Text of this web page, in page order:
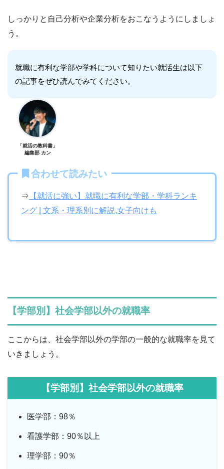
しっかりと自己分析や企業分析をおこなうようにしましょ
う。
就職に有利な学部や学科について知りたい就活生は以下
の記事をぜひ読んでみてください。
「就活の教科書」
編集部 カン
合わせて読みたい
⇒ 【就活に強い】就職に有利な学部・学科ランキ
ング | 文系・理系別に解説,女子向けも
【学部別】社会学部以外の就職率
ここからは、社会学部以外の学部の一般的な就職率を見て
いきましょう。
【学部別】社会学部以外の就職率
医学部：98％
看護学部：90％以上
理学部：90％